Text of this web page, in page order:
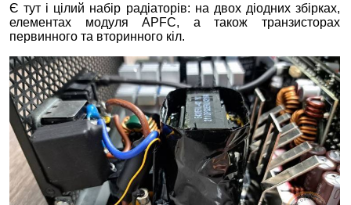
Є тут і цілий набір радіаторів: на двох діодних збірках,
елементах модуля APFC, а також транзисторах
первинного та вторинного кіл.